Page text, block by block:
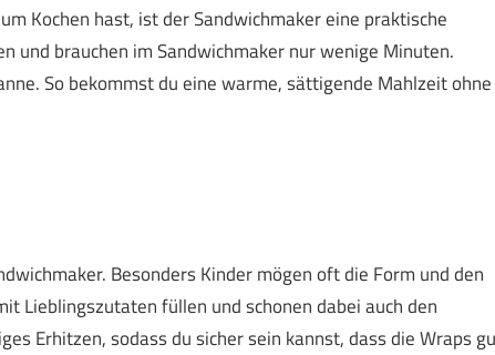
Kochen hast, ist der Sandwichmaker eine praktische
und brauchen im Sandwichmaker nur wenige Minuten.
So bekommst du eine warme, sättigende Mahlzeit ohne
Besonders Kinder mögen oft die Form und den
Lieblingszutaten füllen und schonen dabei auch den
Erhitzen, sodass du sicher sein kannst, dass die Wraps